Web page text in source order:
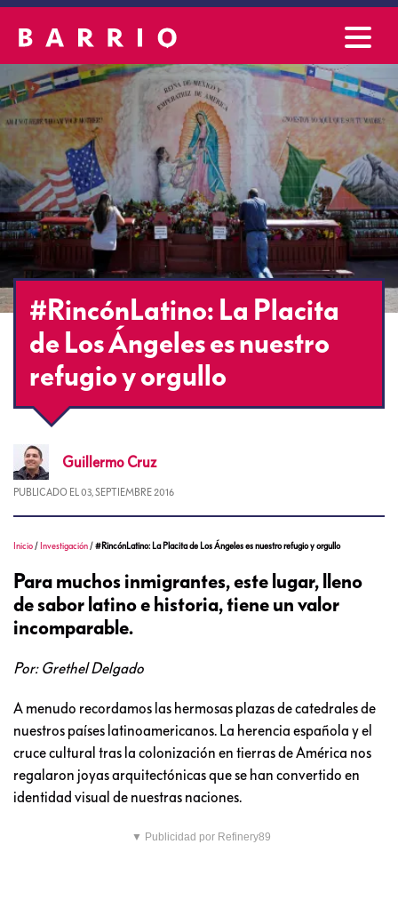
#RincónLatino: La Placita
de Los Ángeles es nuestro
refugio y orgullo
Guillermo Cruz
PUBLICADO EL 03, SEPTIEMBRE 2016
Inicio / Investigación /#RincónLatino: La Placita de Los Ángeles es nuestro refugio y orgullo
Para muchos inmigrantes, este lugar, lleno
de sabor latino e historia, tiene un valor
incomparable.
Por: Grethel Delgado
A menudo recordamos las hermosas plazas de catedrales de
nuestros países latinoamericanos. La herencia española y el
cruce cultural tras la colonización en tierras de América nos
regalaron joyas arquitectónicas que se han convertido en
identidad visual de nuestras naciones.
▼ Publicidad por Refinery89